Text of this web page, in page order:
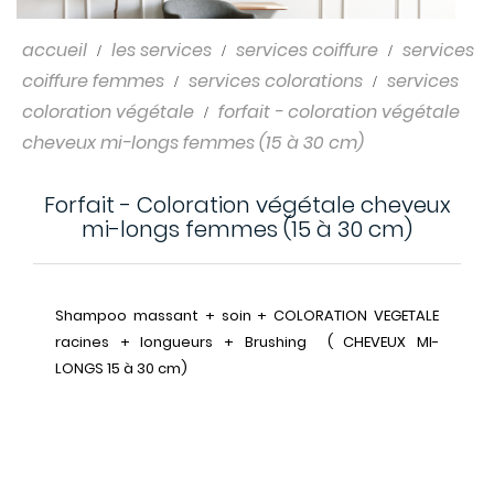
accueil les services services coiffure
services
coiffure femmes
services colorations
services
coloration végétale
forfait - coloration végétale
cheveux mi-longs femmes (15 à 30 cm)
Forfait - Coloration végétale cheveux
mi-longs femmes (15 à 30 cm)
Shampoo massant + soin + COLORATION VEGETALE
racines + longueurs + Brushing ( CHEVEUX MI-
LONGS 15 à 30 cm)